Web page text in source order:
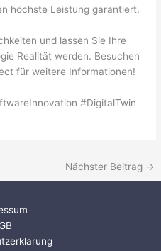
höchste Leistung garantiert.
und lassen Sie Ihre
Realität werden. Besuchen
für weitere Informationen!
#DigitalTwin
Nächster Beitrag →